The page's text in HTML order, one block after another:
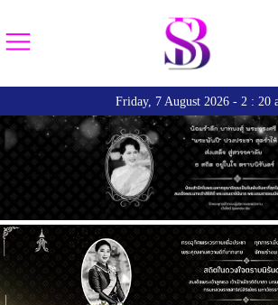
Friday, 7 August 2026 - 2 : 20